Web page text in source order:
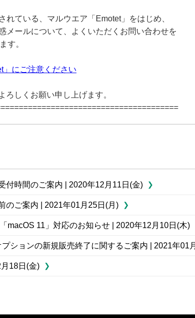
れている、マルウエア「Emotet」をはじめ、
メールについて、よくいただくお問い合わせを
す。
」にご注意ください
ろしくお願い申し上げます。
付時間のご案内 | 2020年12月11日(金)
のご案内 | 2021年01月25日(月)
macOS 11」対応のお知らせ | 2020年12月10日(木)
プションの新規販売終了に関するご案内 | 2021年01
18日(金)